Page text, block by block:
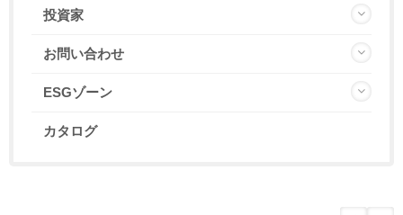
投資家
お問い合わせ
ESGゾーン
カタログ